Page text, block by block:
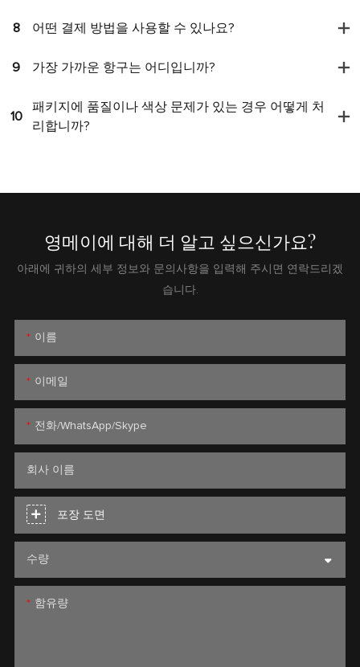
8 어떤 결제 방법을 사용할 수 있나요?
9 가장 가까운 항구는 어디입니까?
10
패키지에 품질이나 색상 문제가 있는 경우 어떻게 처
리합니까?
영메이에 대해 더 알고 싶으신가요?
아래에 귀하의 세부 정보와 문의사항을 입력해 주시면 연락드리겠
습니다.
이름
이메일
전화/WhatsApp/Skype
회사 이름
포장 도면
수량
함유량